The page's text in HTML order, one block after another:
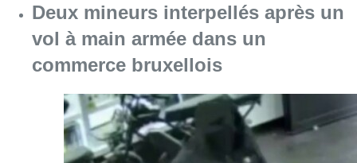
Deux mineurs interpellés après un
vol à main armée dans un
commerce bruxellois